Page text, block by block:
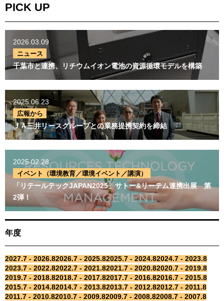
PICK UP
2026.03.09
ニュース
千葉市と連携、リチウムイオン電池の資源循環モデルを構築
2025.06.23
広報から
ＪＡ三井リースグループとの業務提携契約を締結
2025.02.28
イベント（環境教育／環境イベント／講演）
「リテールテックJAPAN2025」サトー&リーテム連携出展 第
2弾！
年度
2027.7 - 2026.82026.7 - 2025.82025.7 - 2024.82024.7 - 2023.8
2023.7 - 2022.82022.7 - 2021.82021.7 - 2020.82020.7 - 2019.8
2019.7 - 2018.82018.7 - 2017.82017.7 - 2016.82016.7 - 2015.8
2015.7 - 2014.82014.7 - 2013.82013.7 - 2012.82012.7 - 2011.8
2011.7 - 2010.82010.7 - 2009.82009.7 - 2008.82008.7 - 2007.8